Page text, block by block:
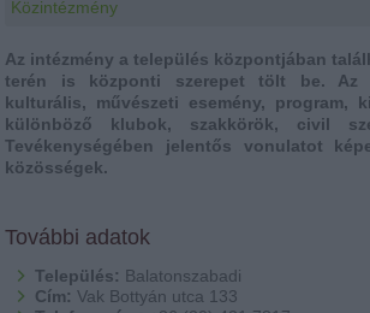
Közintézmény
Az intézmény a település központjában
terén is központi szerepet tölt be. Az
kulturális, művészeti esemény, program,
különböző klubok, szakkörök, civil
Tevékenységében jelentős vonulatot
közösségek.
További adatok
Település: Balatonszabadi
Cím: Vak Bottyán utca 133